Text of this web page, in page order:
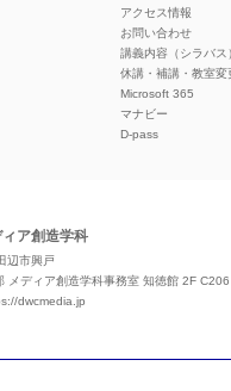
アクセス情報
お問い合わせ
講義内容（シラバス
休講・補講・教室変
Microsoft 365
マナビー
D-pass
ア創造学科
辺市興戸
メディア創造学科事務室 知徳館 2F C206
dwcmedia.jp